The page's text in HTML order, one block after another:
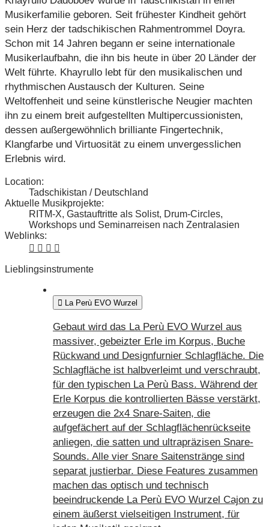
Musikerfamilie geboren. Seit frühester Kindheit gehört
sein Herz der tadschikischen Rahmentrommel Doyra.
Schon mit 14 Jahren begann er seine internationale
Musikerlaufbahn, die ihn bis heute in über 20 Länder der
Welt führte. Khayrullo lebt für den musikalischen und
rhythmischen Austausch der Kulturen. Seine
Weltoffenheit und seine künstlerische Neugier machten
ihn zu einem breit aufgestellten Multipercussionisten,
dessen außergewöhnlich brilliante Fingertechnik,
Klangfarbe und Virtuosität zu einem unvergesslichen
Erlebnis wird.
Location:
Tadschikistan / Deutschland
Aktuelle Musikprojekte:
RITM-X, Gastauftritte als Solist, Drum-Circles,
Workshops und Seminarreisen nach Zentralasien
Weblinks:
Lieblingsinstrumente
La Perù EVO Wurzel
Gebaut wird das La Perù EVO Wurzel aus
massiver, gebeizter Erle im Korpus, Buche
Rückwand und Designfurnier Schlagfläche. Die
Schlagfläche ist halbverleimt und verschraubt,
für den typischen La Perù Bass. Während der
Erle Korpus die kontrollierten Bässe verstärkt,
erzeugen die 2x4 Snare-Saiten, die
aufgefächert auf der Schlagflächenrückseite
anliegen, die satten und ultrapräzisen Snare-
Sounds. Alle vier Snare Saitenstränge sind
separat justierbar. Diese Features zusammen
machen das optisch und technisch
beeindruckende La Perù EVO Wurzel Cajon zu
einem äußerst vielseitigen Instrument, für